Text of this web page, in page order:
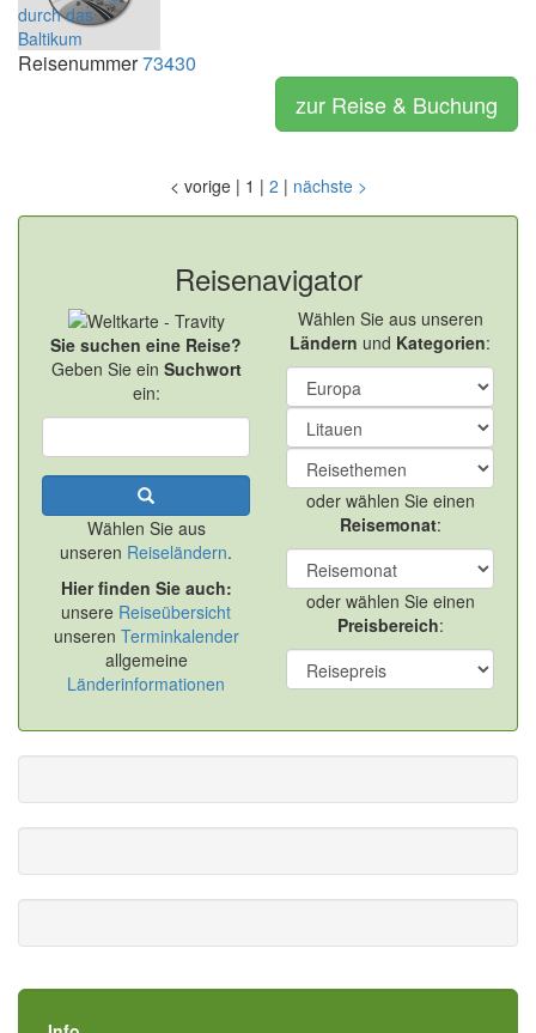
Reisenummer73430
zur Reise & Buchung
< vorige | 1 | 2 | nächste >
Reisenavigator
Sie suchen eine Reise?
Geben Sie ein Suchwort
ein:
Wählen Sie aus
unseren Reiseländern.
Hier finden Sie auch:
unsere Reiseübersicht
unseren Terminkalender
allgemeine
Länderinformationen
Wählen Sie aus unseren
Ländern und Kategorien:
oder wählen Sie einen
Reisemonat:
oder wählen Sie einen
Preisbereich: